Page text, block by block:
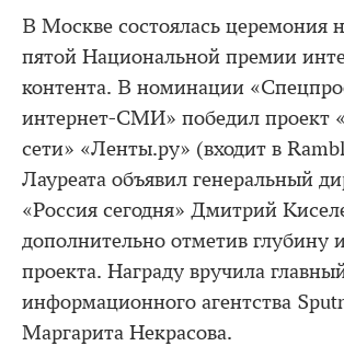
В Москве состоялась церемония
пятой Национальной премии
контента. В номинации
интернет-СМИ» победил проект
сети» «Ленты.ру» (входит в
Лауреата объявил генеральный
«Россия сегодня» Дмитрий
дополнительно отметив глубину
проекта. Награду вручила
информационного агентства
Маргарита Некрасова.